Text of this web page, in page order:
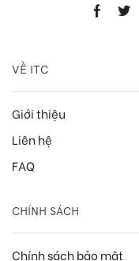
VỀ ITC
Giới thiệu
Liên hệ
FAQ
CHÍNH SÁCH
Chính sách bảo mật